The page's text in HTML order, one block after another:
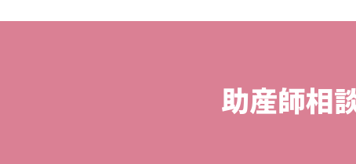
助産師相